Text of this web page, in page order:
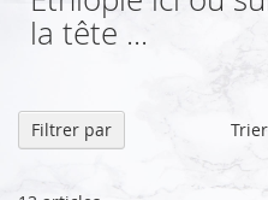
la tête ...
Filtrer par